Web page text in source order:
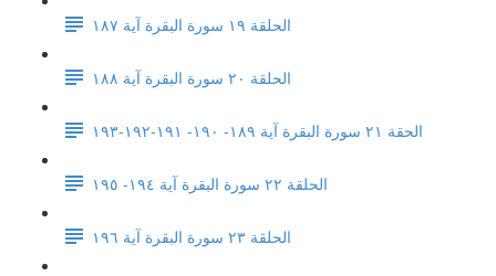
الحلقة ١٩ سورة البقرة آية ١٨٧
الحلقة ٢٠ سورة البقرة آية ١٨٨
الحقة ٢١ سورة البقرة آية ١٨٩- ١٩٠- ١٩١-١٩٢-١٩٣
الحلقة ٢٢ سورة البقرة آية ١٩٤- ١٩٥
الحلقة ٢٣ سورة البقرة آية ١٩٦